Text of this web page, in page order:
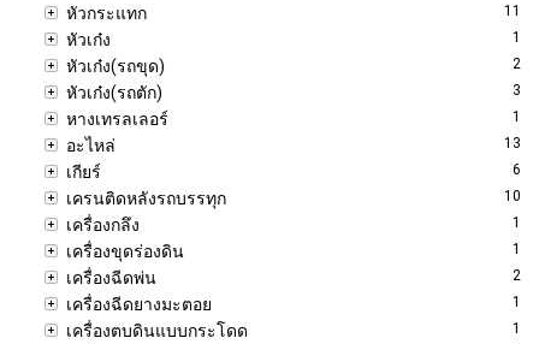
หัวกระแทก 11
หัวเก๋ง 1
หัวเก๋ง(รถขุด) 2
หัวเก๋ง(รถตัก) 3
หางเทรลเลอร์ 1
อะไหล่ 13
เกียร์ 6
เครนติดหลังรถบรรทุก 10
เครื่องกลึง 1
เครื่องขุดร่องดิน 1
เครื่องฉีดพ่น 2
เครื่องฉีดยางมะตอย 1
เครื่องตบดินแบบกระโดด 1